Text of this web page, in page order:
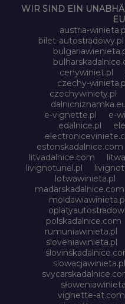
WIR SIND EIN
austria-
bilet-autostradowy.pl
cenywiniet.pl
czechy-
czechywiniety.pl
e-vignette.pl
e-
edalnice.pl
estonskadalnice.com
litvadalnice.com
livignotunel.pl
lotwawinieta.pl
madarskadalnice.com
polskadalnice.com
rumuniawinieta.pl
sloveniawinieta.pl
slowacjawinieta.pl
vignette-at.com